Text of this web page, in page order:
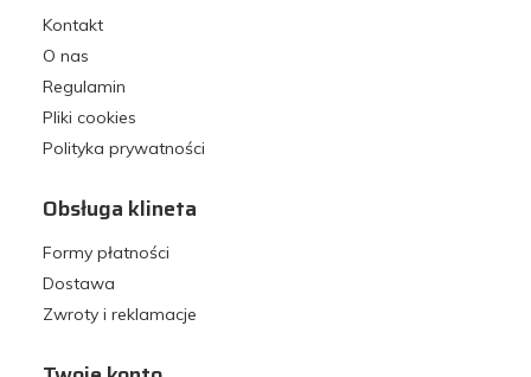
Kontakt
O nas
Regulamin
Pliki cookies
Polityka prywatności
Obsługa klineta
Formy płatności
Dostawa
Zwroty i reklamacje